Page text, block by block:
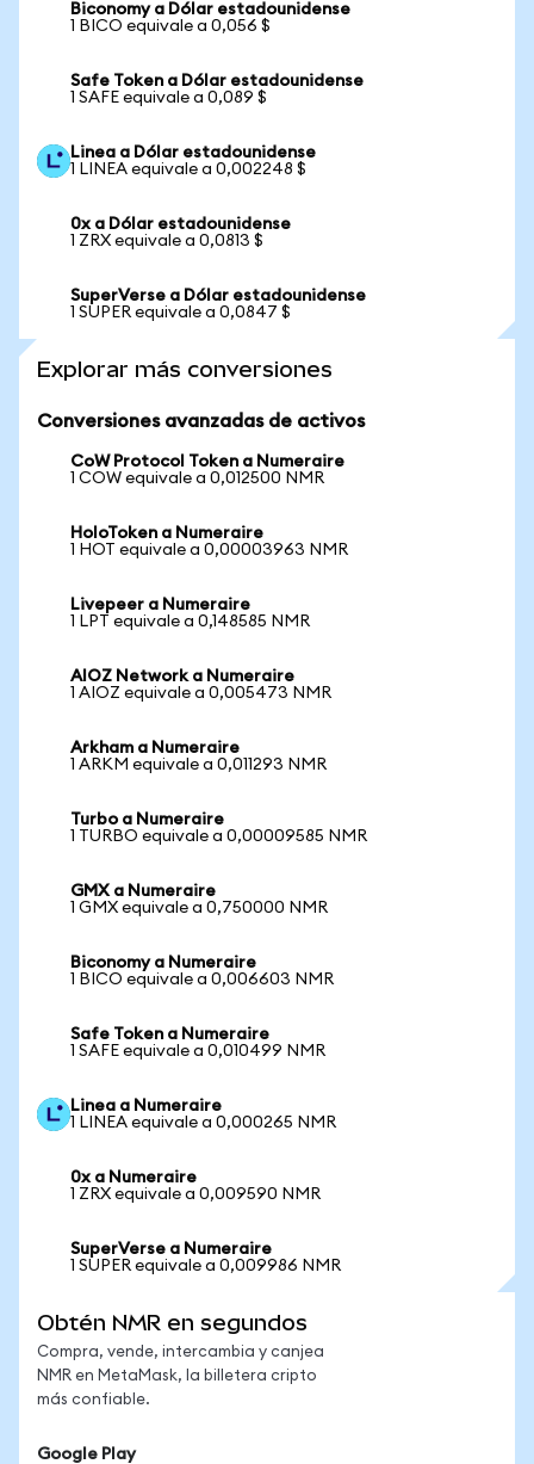
Biconomy a Dólar estadounidense
1 BICO equivale a 0,056 $
Safe Token a Dólar estadounidense
1 SAFE equivale a 0,089 $
Linea a Dólar estadounidense
1 LINEA equivale a 0,002248 $
0x a Dólar estadounidense
1 ZRX equivale a 0,0813 $
SuperVerse a Dólar estadounidense
1 SUPER equivale a 0,0847 $
Explorar más conversiones
Conversiones avanzadas de activos
CoW Protocol Token a Numeraire
1 COW equivale a 0,012500 NMR
HoloToken a Numeraire
1 HOT equivale a 0,00003963 NMR
Livepeer a Numeraire
1 LPT equivale a 0,148585 NMR
AIOZ Network a Numeraire
1 AIOZ equivale a 0,005473 NMR
Arkham a Numeraire
1 ARKM equivale a 0,011293 NMR
Turbo a Numeraire
1 TURBO equivale a 0,00009585 NMR
GMX a Numeraire
1 GMX equivale a 0,750000 NMR
Biconomy a Numeraire
1 BICO equivale a 0,006603 NMR
Safe Token a Numeraire
1 SAFE equivale a 0,010499 NMR
Linea a Numeraire
1 LINEA equivale a 0,000265 NMR
0x a Numeraire
1 ZRX equivale a 0,009590 NMR
SuperVerse a Numeraire
1 SUPER equivale a 0,009986 NMR
Obtén NMR en segundos
Compra, vende, intercambia y canjea
NMR en MetaMask, la billetera cripto
más confiable.
Google Play